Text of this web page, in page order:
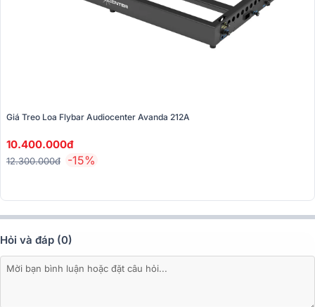
Giá Treo Loa Flybar Audiocenter Avanda 212A
10.400.000đ
12.300.000đ -15%
Hỏi và đáp (0)